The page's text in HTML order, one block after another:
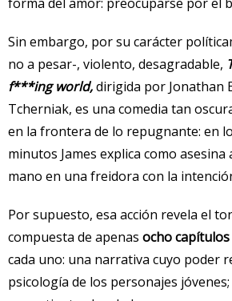
Sin embargo, por su carácter
no a pesar-, violento, desagradable,
f***ing world,dirigida por Jonathan
Tcherniak, es una comedia tan
en la frontera de lo repugnante: en
minutos James explica como asesina
mano en una freidora con la
Por supuesto, esa acción revela el
compuesta de apenas ocho capítulos
cada uno: una narrativa cuyo poder
psicología de los personajes